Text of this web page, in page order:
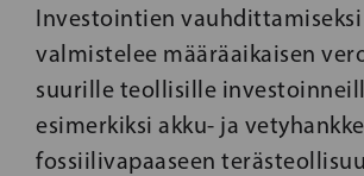
Investointien
valmistelee määräaikaisen
suurille teollisille
esimerkiksi akku- ja
fossiilivapaaseen